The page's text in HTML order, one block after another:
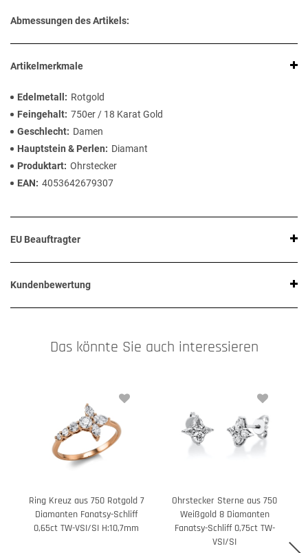
Abmessungen des Artikels:
Artikelmerkmale
Edelmetall
Rotgold
Feingehalt 750er / 18 Karat Gold
Geschlecht
Damen
Hauptstein & Perlen
Diamant
Produktart Ohrstecker
EAN
4053642679307
EU Beauftragter
Kundenbewertung
Das könnte Sie auch interessieren
Ring Kreuz aus 750 Rotgold 7
Diamanten Fanatsy-Schliff
0,65ct TW-VSI/SI H:10,7mm
Ohrstecker Sterne aus 750
Weißgold 8 Diamanten
Fanatsy-Schliff 0,75ct TW-
VSI/SI